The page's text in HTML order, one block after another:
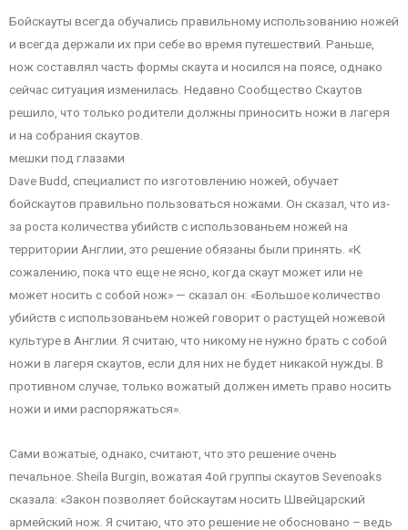
Бойскауты всегда обучались правильному использованию ножей
и всегда держали их при себе во время путешествий. Раньше,
нож составлял часть формы скаута и носился на поясе, однако
сейчас ситуация изменилась. Недавно Сообщество Скаутов
решило, что только родители должны приносить ножи в лагеря
и на собрания скаутов.
мешки под глазами
Dave Budd, специалист по изготовлению ножей, обучает
бойскаутов правильно пользоваться ножами. Он сказал, что из-
за роста количества убийств с использованьем ножей на
территории Англии, это решение обязаны были принять. «К
сожалению, пока что еще не ясно, когда скаут может или не
может носить с собой нож» — сказал он: «Большое количество
убийств с использованьем ножей говорит о растущей ножевой
культуре в Англии. Я считаю, что никому не нужно брать с собой
ножи в лагеря скаутов, если для них не будет никакой нужды. В
противном случае, только вожатый должен иметь право носить
ножи и ими распоряжаться».
Сами вожатые, однако, считают, что это решение очень
печальное. Sheila Burgin, вожатая 4ой группы скаутов Sevenoaks
сказала: «Закон позволяет бойскаутам носить Швейцарский
армейский нож. Я считаю, что это решение не обосновано – ведь